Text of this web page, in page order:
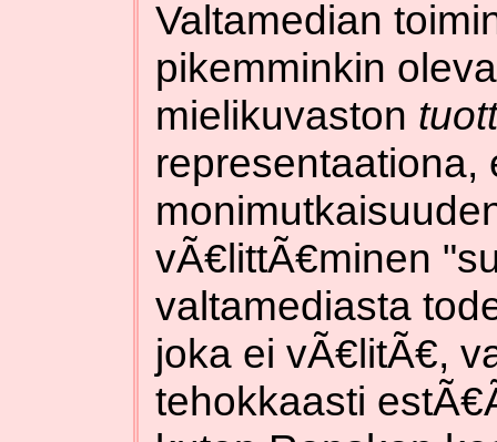
Valtamedian
pikemminkin
mielikuvaston
representaationa,
vÃ€littÃ€minen
valtamediasta
joka ei vÃ€litÃ€,
tehokkaasti